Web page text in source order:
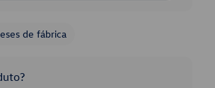
de fábrica